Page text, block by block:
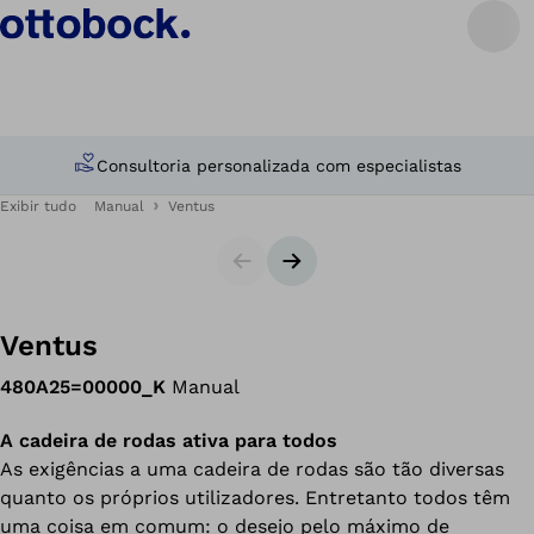
Consultoria personalizada com especialistas
Exibir tudo Manual Ventus
SliderPróximo slide
Ventus
480A25=00000_K Manual
A cadeira de rodas ativa para todos
As exigências a uma cadeira de rodas são tão diversas
quanto os próprios utilizadores. Entretanto todos têm
uma coisa em comum: o desejo pelo máximo de